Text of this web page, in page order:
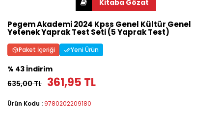
Pegem Akademi 2024 Kpss Genel Kültür Genel
Yetenek Yaprak Test Seti (5 Yaprak Test)
Paket İçeriği Yeni Ürün
% 43 İndirim
635,00 TL 361,95 TL
Ürün Kodu : 9780202209180